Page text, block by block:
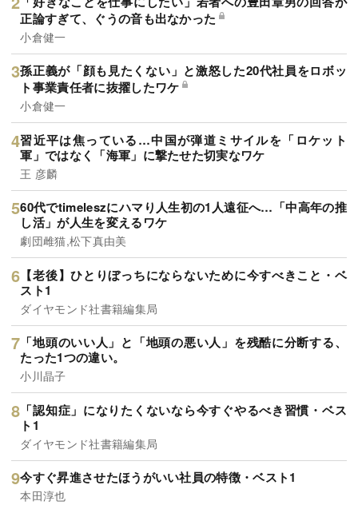
正論すぎて、ぐうの音も出なかった
小倉健一
孫正義が「顔も見たくない」と激怒した20代社員をロボッ
ト事業責任者に抜擢したワケ
小倉健一
習近平は焦っている…中国が弾道ミサイルを「ロケット
軍」ではなく「海軍」に撃たせた切実なワケ
王 彦麟
60代でtimeleszにハマり人生初の1人遠征へ…「中高年の推
し活」が人生を変えるワケ
劇団雌猫,松下真由美
【老後】ひとりぼっちにならないために今すべきこと・ベ
スト1
ダイヤモンド社書籍編集局
「地頭のいい人」と「地頭の悪い人」を残酷に分断する、
たった1つの違い。
小川晶子
「認知症」になりたくないなら今すぐやるべき習慣・ベス
ト1
ダイヤモンド社書籍編集局
今すぐ昇進させたほうがいい社員の特徴・ベスト1
本田淳也